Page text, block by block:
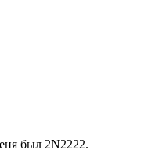
был 2N2222.